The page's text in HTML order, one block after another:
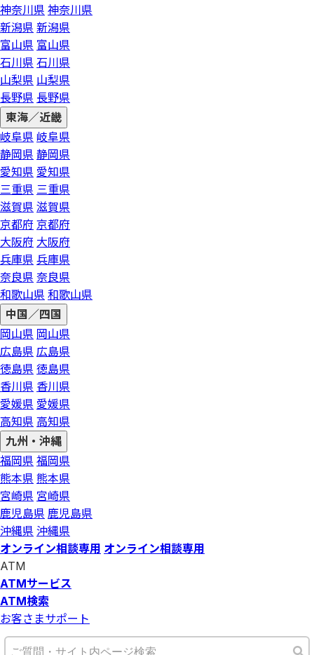
神奈川県 神奈川県
新潟県 新潟県
富山県 富山県
石川県 石川県
山梨県 山梨県
長野県 長野県
東海／近畿
岐阜県 岐阜県
静岡県 静岡県
愛知県 愛知県
三重県 三重県
滋賀県 滋賀県
京都府 京都府
大阪府 大阪府
兵庫県 兵庫県
奈良県 奈良県
和歌山県 和歌山県
中国／四国
岡山県 岡山県
広島県 広島県
徳島県 徳島県
香川県 香川県
愛媛県 愛媛県
高知県 高知県
九州・沖縄
福岡県 福岡県
熊本県 熊本県
宮崎県 宮崎県
鹿児島県 鹿児島県
沖縄県 沖縄県
オンライン相談専用 オンライン相談専用
ATM
ATMサービス
ATM検索
お客さまサポート